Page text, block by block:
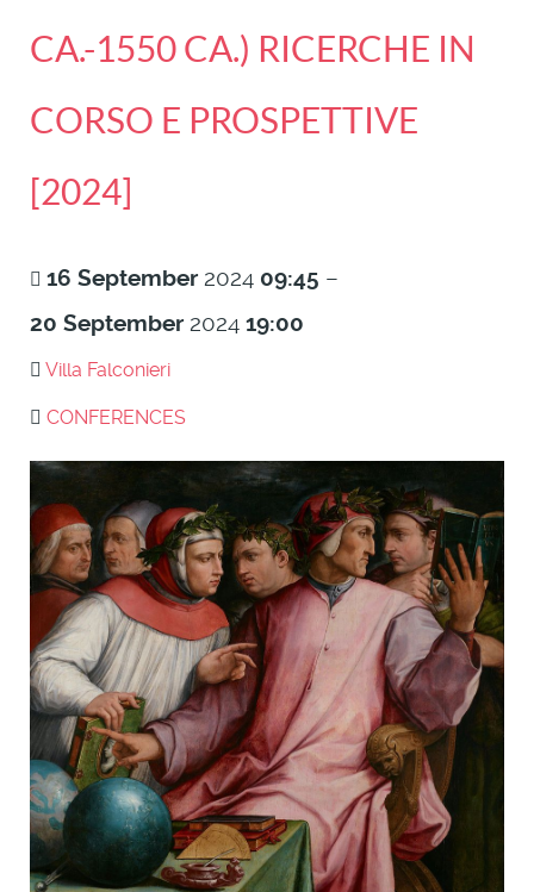
CA.-1550 CA.) RICERCHE IN
CORSO E PROSPETTIVE
[2024]
16 September 2024 09:45 –
20 September 2024 19:00
Villa Falconieri
CONFERENCES